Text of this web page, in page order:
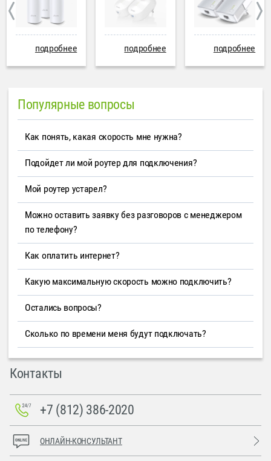
подробнее подробнее подробнее
Популярные вопросы
Как понять, какая скорость мне нужна?
Подойдет ли мой роутер для подключения?
Мой роутер устарел?
Можно оставить заявку без разговоров с менеджером
по телефону?
Как оплатить интернет?
Какую максимальную скорость можно подключить?
Остались вопросы?
Сколько по времени меня будут подключать?
Контакты
+7 (812) 386-2020
ОНЛАЙН-КОНСУЛЬТАНТ